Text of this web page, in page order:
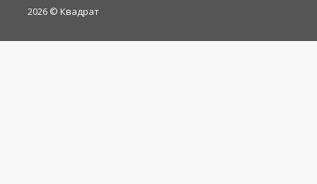
2026 © Квадрат